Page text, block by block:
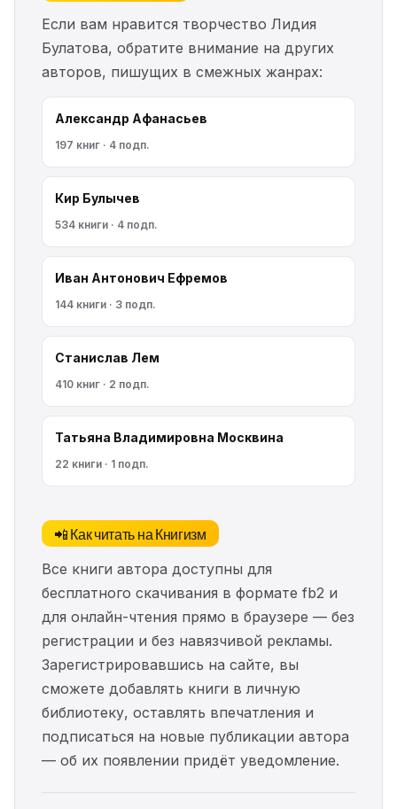
Если вам нравится творчество Лидия
Булатова, обратите внимание на других
авторов, пишущих в смежных жанрах:
Александр Афанасьев
197 книг · 4 подп.
Кир Булычев
534 книги · 4 подп.
Иван Антонович Ефремов
144 книги · 3 подп.
Станислав Лем
410 книг · 2 подп.
Татьяна Владимировна Москвина
22 книги · 1 подп.
📲 Как читать на Книгизм
Все книги автора доступны для
бесплатного скачивания в формате fb2 и
для онлайн-чтения прямо в браузере — без
регистрации и без навязчивой рекламы.
Зарегистрировавшись на сайте, вы
сможете добавлять книги в личную
библиотеку, оставлять впечатления и
подписаться на новые публикации автора
— об их появлении придёт уведомление.